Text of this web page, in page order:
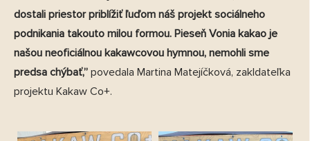
dostali priestor priblížiť ľuďom náš projekt sociálneho
podnikania takouto milou formou. Pieseň Vonia kakao je
našou neoficiálnou kakawcovou hymnou, nemohli sme
predsa chýbať,” povedala Martina Matejíčková, zakldateľka
projektu Kakaw Co+.